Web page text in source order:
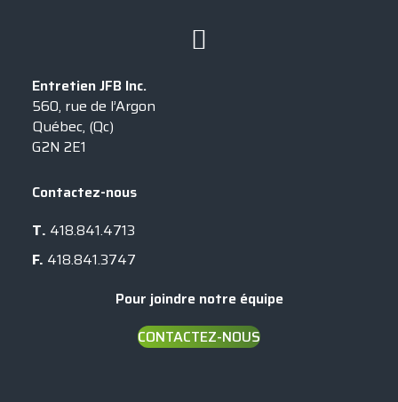
Entretien JFB Inc.
560, rue de l’Argon
Québec, (Qc)
G2N 2E1
Contactez-nous
T. 418.841.4713
F. 418.841.3747
Pour joindre notre équipe
CONTACTEZ-NOUS